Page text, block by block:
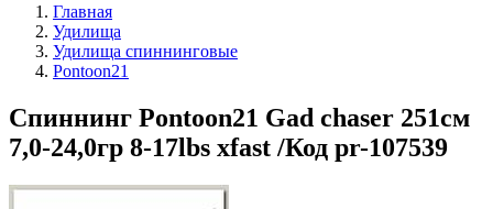
Главная
Удилища
Удилища спиннинговые
Pontoon21
Спиннинг Pontoon21 Gad chaser 251см
7,0-24,0гр 8-17lbs xfast /Код pr-107539